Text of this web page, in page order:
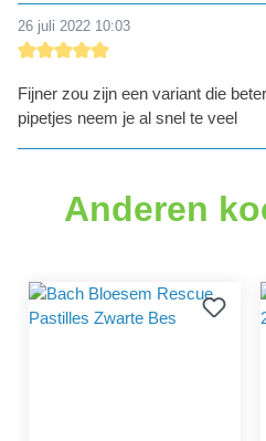
26 juli 2022 10:03
Fijner zou zijn een variant die
pipetjes neem je al snel te veel
Anderen